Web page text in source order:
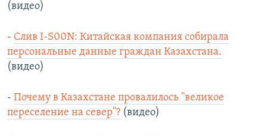
(видео)
- Слив I-S00N: Китайская компания собирала
персональные данные граждан Казахстана.
(видео)
- Почему в Казахстане провалилось "великое
переселение на север"? (видео)